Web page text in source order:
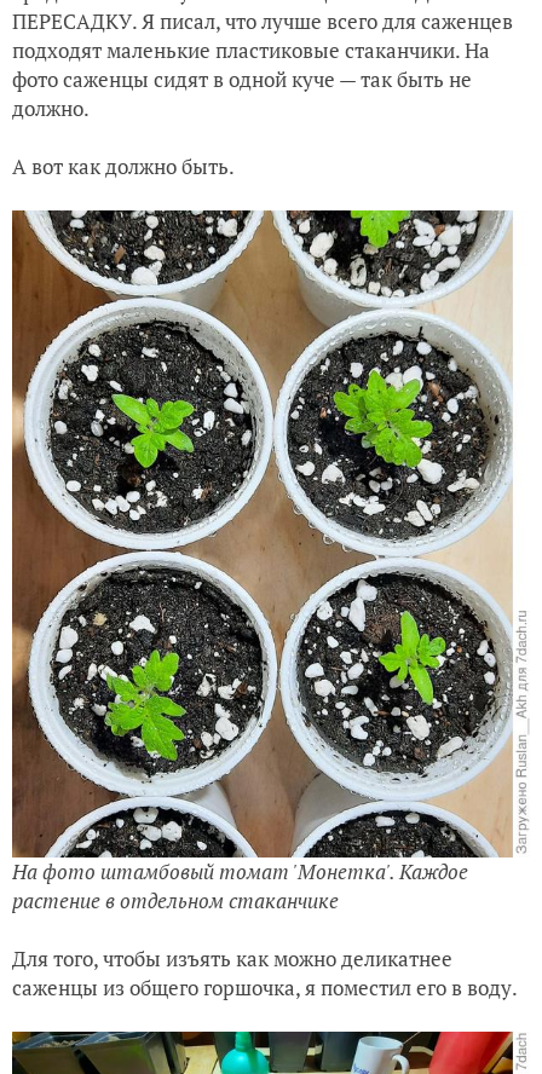
ПЕРЕСАДКУ. Я писал, что лучше всего для саженцев
подходят маленькие пластиковые стаканчики. На
фото саженцы сидят в одной куче — так быть не
должно.
А вот как должно быть.
На фото штамбовый томат 'Монетка'. Каждое
растение в отдельном стаканчике
Для того, чтобы изъять как можно деликатнее
саженцы из общего горшочка, я поместил его в воду.